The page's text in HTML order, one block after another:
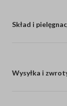
Skład i
Wysyłka i